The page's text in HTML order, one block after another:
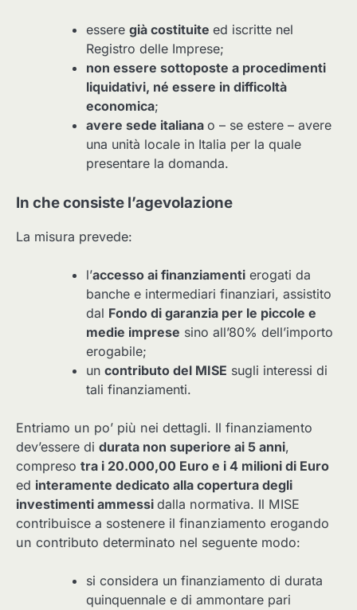
essere già costituite ed iscritte nel
Registro delle Imprese;
non essere sottoposte a procedimenti
liquidativi, né essere in difficoltà
economica;
avere sede italiana o – se estere – avere
una unità locale in Italia per la quale
presentare la domanda.
In che consiste l’agevolazione
La misura prevede:
l’accesso ai finanziamenti erogati da
banche e intermediari finanziari, assistito
dal Fondo di garanzia per le piccole e
medie imprese sino all’80% dell’importo
erogabile;
un contributo del MISE sugli interessi di
tali finanziamenti.
Entriamo un po’ più nei dettagli. Il finanziamento
dev’essere di durata non superiore ai 5 anni,
compreso tra i 20.000,00 Euro e i 4 milioni di Euro
ed interamente dedicato alla copertura degli
investimenti ammessi dalla normativa. Il MISE
contribuisce a sostenere il finanziamento erogando
un contributo determinato nel seguente modo:
si considera un finanziamento di durata
quinquennale e di ammontare pari